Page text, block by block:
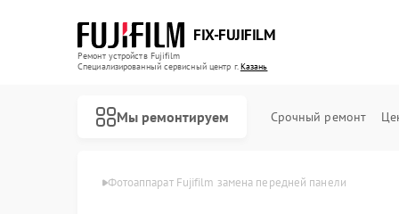
FIX-FUJIFILM
Ремонт устройств Fujifilm
Специализированный cервисный центр г.Казань
Мы ремонтируем Срочный ремонт
Фотоаппарат Fujifilm замена передней панели